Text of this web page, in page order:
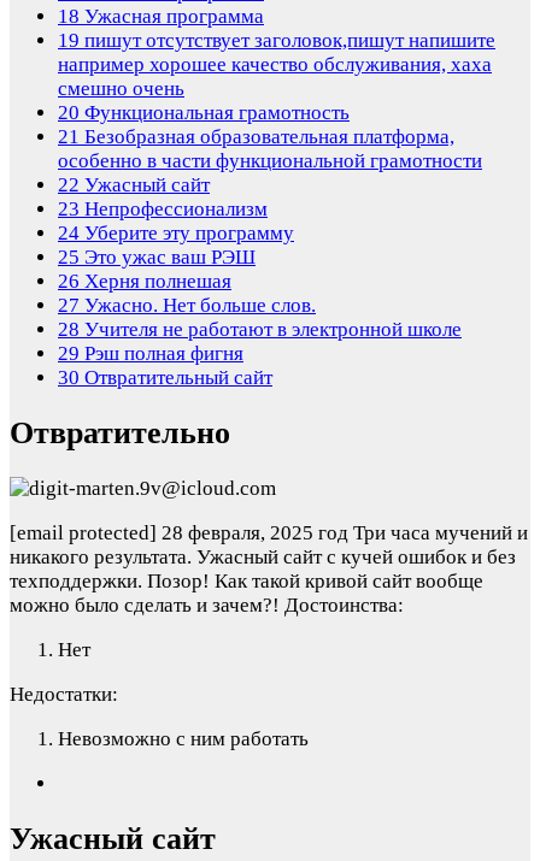
18 Ужасная программа
19 пишут отсутствует заголовок,пишут напишите
например хорошее качество обслуживания, хаха
смешно очень
20 Функциональная грамотность
21 Безобразная образовательная платформа,
особенно в части функциональной грамотности
22 Ужасный сайт
23 Непрофессионализм
24 Уберите эту программу
25 Это ужас ваш РЭШ
26 Херня полнешая
27 Ужасно. Нет больше слов.
28 Учителя не работают в электронной школе
29 Рэш полная фигня
30 Отвратительный сайт
Отвратительно
[email protected] 28 февраля, 2025 год Три часа мучений и
никакого результата. Ужасный сайт с кучей ошибок и без
техподдержки. Позор! Как такой кривой сайт вообще
можно было сделать и зачем?! Достоинства:
Нет
Недостатки:
Невозможно с ним работать
Ужасный сайт